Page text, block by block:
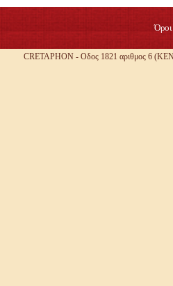
CRETAPHON - Οδος 1821 αριθμος 6